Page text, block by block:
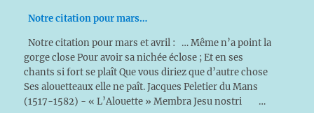
Notre citation pour mars…
Notre citation pour mars et avril : … Même n’a point la
gorge close Pour avoir sa nichée éclose ; Et en ses
chants si fort se plaît Que vous diriez que d’autre chose
Ses alouetteaux elle ne paît. Jacques Peletier du Mans
(1517-1582) - « L’Alouette » Membra Jesu nostri …